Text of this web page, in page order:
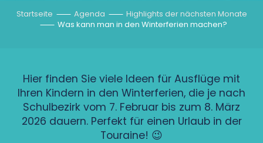
Startseite Agenda
Highlights der nächsten Monate
Was kann man in den Winterferien machen?
Hier finden Sie viele Ideen für Ausflüge mit
Ihren Kindern in den Winterferien, die je nach
Schulbezirk vom 7. Februar bis zum 8. März
2026 dauern. Perfekt für einen Urlaub in der
Touraine! 😉